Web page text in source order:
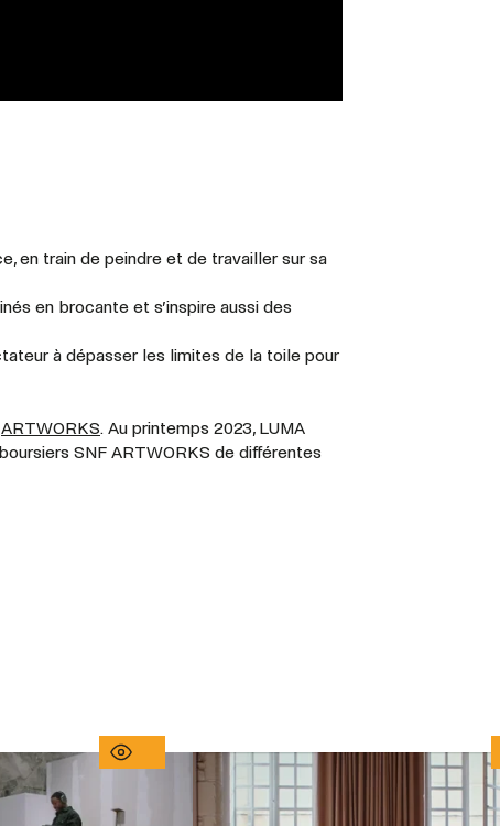
en train de peindre et de travailler sur sa
en brocante et s’inspire aussi des
à dépasser les limites de la toile pour
ARTWORKS. Au printemps 2023, LUMA
SNF ARTWORKS de différentes